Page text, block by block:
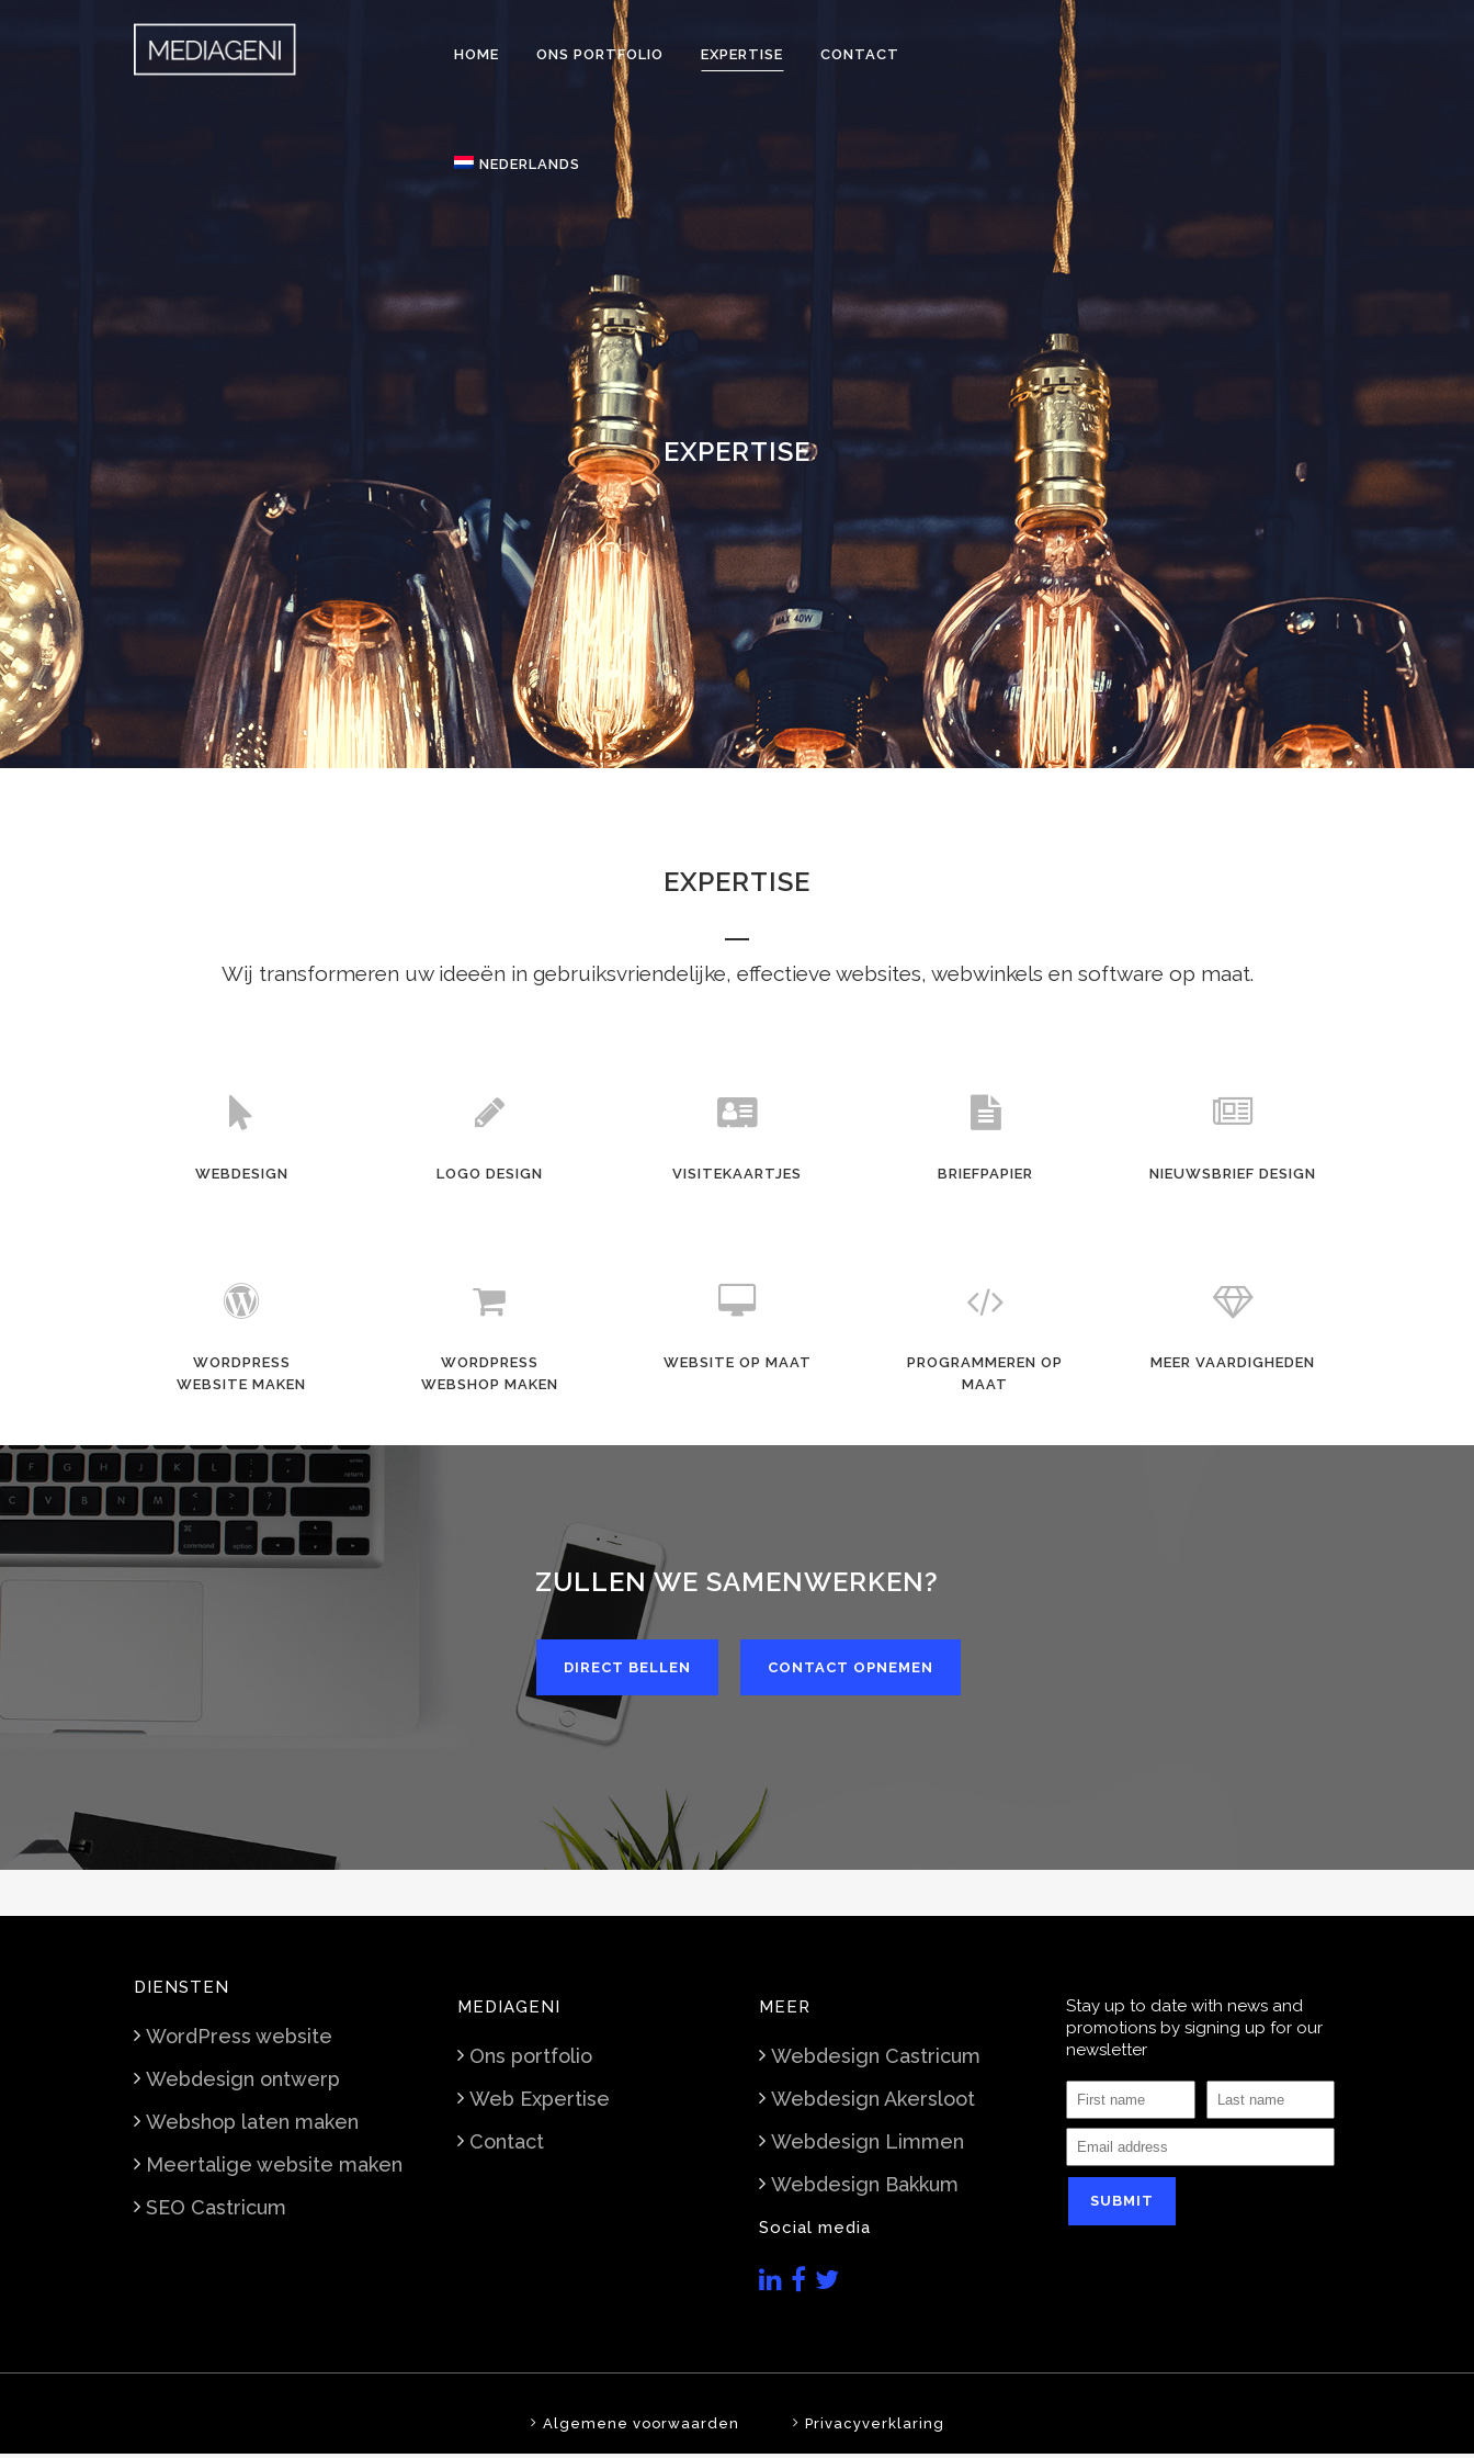
HOME ONS PORTFOLIO EXPERTISE CONTACT
NEDERLANDS
EXPERTISE
EXPERTISE
Wij transformeren uw ideeën in gebruiksvriendelijke, effectieve websites, webwinkels en software op maat.
WEBDESIGN LOGO DESIGN VISITEKAARTJES BRIEFPAPIER NIEUWSBRIEF DESIGN
WORDPRESS
WEBSITE MAKEN
WORDPRESS
WEBSHOP MAKEN
WEBSITE OP MAAT
PROGRAMMEREN OP
MAAT
MEER VAARDIGHEDEN
ZULLEN WE SAMENWERKEN?
DIRECT BELLEN CONTACT OPNEMEN
DIENSTEN
WordPress website
Webdesign ontwerp
Webshop laten maken
Meertalige website maken
SEO Castricum
MEDIAGENI
Ons portfolio
Web Expertise
Contact
MEER
Webdesign Castricum
Webdesign Akersloot
Webdesign Limmen
Webdesign Bakkum
Social media
Stay up to date with news and
promotions by signing up for our
newsletter
Algemene voorwaarden Privacyverklaring